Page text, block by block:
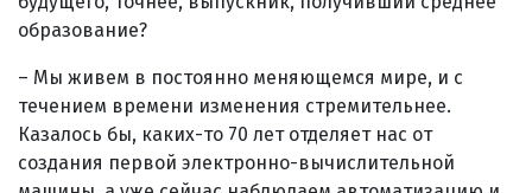
образование?
– Мы живем в постоянно меняющемся мире, и с
течением времени изменения стремительнее.
Казалось бы, каких-то 70 лет отделяет нас от
создания первой электронно-вычислительной